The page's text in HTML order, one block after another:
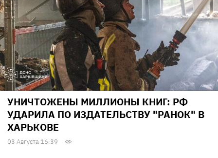
УНИЧТОЖЕНЫ МИЛЛИОНЫ КНИГ: РФ
УДАРИЛА ПО ИЗДАТЕЛЬСТВУ "РАНОК" В
ХАРЬКОВЕ
03 Августа 16:39